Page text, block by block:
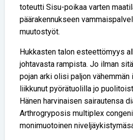
toteutti Sisu-poikaa varten
päärakennukseen
muutostyöt.
Hukkasten talon esteettömyys
johtavasta rampista. Jo ilman
pojan arki olisi paljon
liikkunut pyörätuolilla jo
Hänen harvinaisen sairautensa
Arthrogryposis multiplex
monimuotoinen